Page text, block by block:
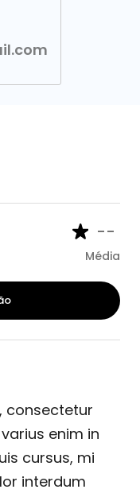
--
Média
consectetur
enim in
cursus, mi
interdum